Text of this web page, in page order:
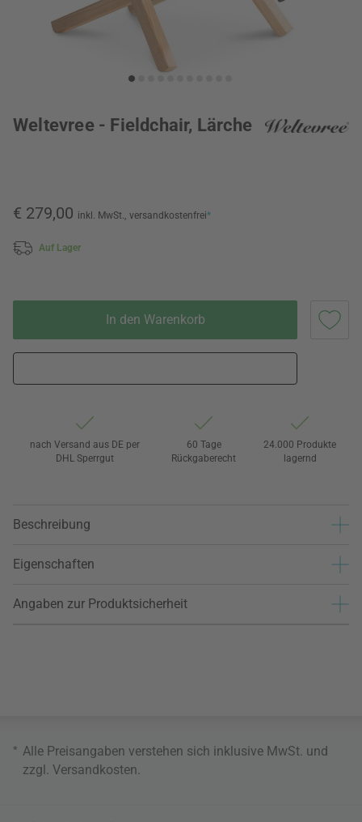
Weltevree - Fieldchair, Lärche
€ 279,00 inkl. MwSt., versandkostenfrei*
Auf Lager
In den Warenkorb
nach Versand aus DE per
DHL Sperrgut
60 Tage
Rückgaberecht
24.000 Produkte
lagernd
Beschreibung
Eigenschaften
Angaben zur Produktsicherheit
* Alle Preisangaben verstehen sich inklusive MwSt. und
zzgl. Versandkosten